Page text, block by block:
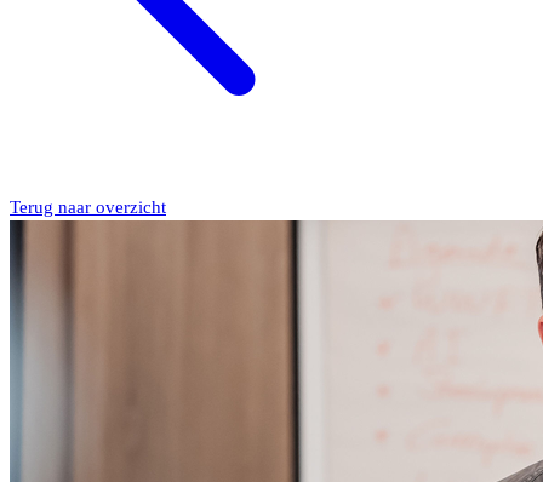
Terug naar overzicht